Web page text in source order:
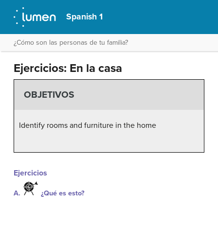
Spanish 1
¿Cómo son las personas de tu familia?
Ejercicios: En la casa
OBJETIVOS
Identify rooms and furniture in the home
Ejercicios
A. ¿Qué es esto?